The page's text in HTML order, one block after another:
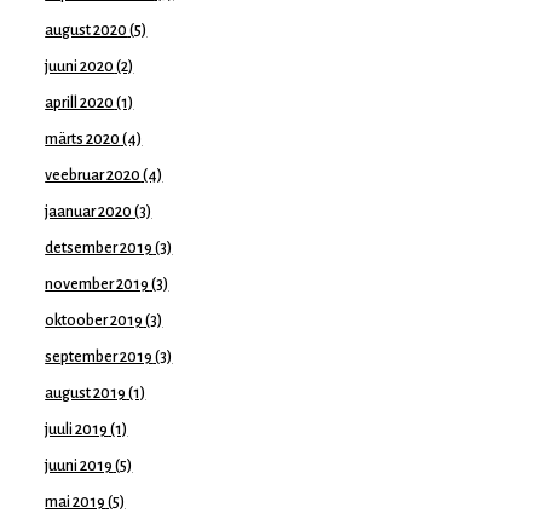
august 2020 (5)
juuni 2020 (2)
aprill 2020 (1)
märts 2020 (4)
veebruar 2020 (4)
jaanuar 2020 (3)
detsember 2019 (3)
november 2019 (3)
oktoober 2019 (3)
september 2019 (3)
august 2019 (1)
juuli 2019 (1)
juuni 2019 (5)
mai 2019 (5)